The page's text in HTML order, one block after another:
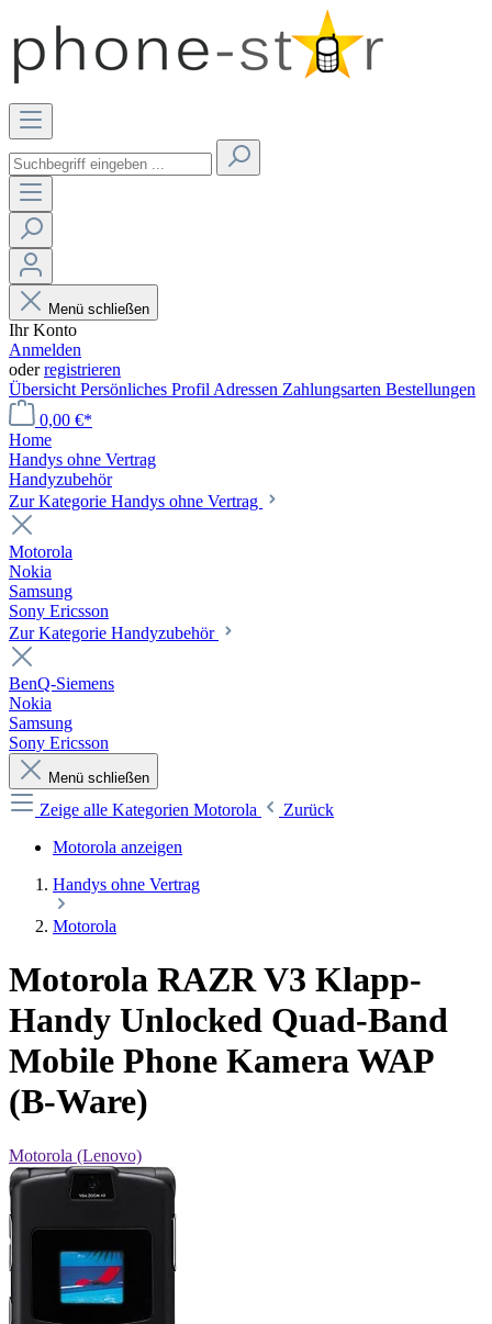
Menü schließen
Ihr Konto
Anmelden
oderregistrieren
Übersicht Persönliches Profil Adressen Zahlungsarten Bestellungen
0,00 €*
Home
Handys ohne Vertrag
Handyzubehör
Zur Kategorie Handys ohne Vertrag
Motorola
Nokia
Samsung
Sony Ericsson
Zur Kategorie Handyzubehör
BenQ-Siemens
Nokia
Samsung
Sony Ericsson
Menü schließen
Zeige alle Kategorien Motorola
Zurück
Motorola anzeigen
Handys ohne Vertrag
Motorola
Motorola RAZR V3 Klapp-
Handy Unlocked Quad-Band
Mobile Phone Kamera WAP
(B-Ware)
Motorola (Lenovo)